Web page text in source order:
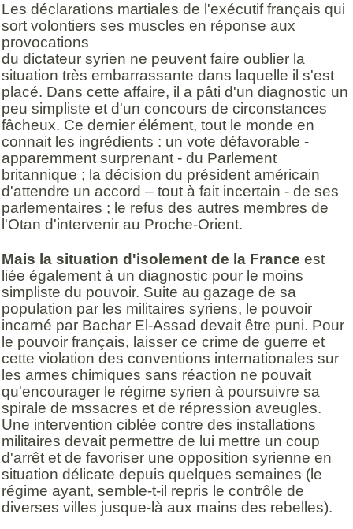
Les déclarations martiales de l'exécutif français qui
sort volontiers ses muscles en réponse aux
provocations
du dictateur syrien ne peuvent faire oublier la
situation très embarrassante dans laquelle il s'est
placé. Dans cette affaire, il a pâti d'un diagnostic un
peu simpliste et d'un concours de circonstances
fâcheux. Ce dernier élément, tout le monde en
connait les ingrédients : un vote défavorable -
apparemment surprenant - du Parlement
britannique ; la décision du président américain
d'attendre un accord – tout à fait incertain - de ses
parlementaires ; le refus des autres membres de
l'Otan d'intervenir au Proche-Orient.
Mais la situation d'isolement de la France est
liée également à un diagnostic pour le moins
simpliste du pouvoir. Suite au gazage de sa
population par les militaires syriens, le pouvoir
incarné par Bachar El-Assad devait être puni. Pour
le pouvoir français, laisser ce crime de guerre et
cette violation des conventions internationales sur
les armes chimiques sans réaction ne pouvait
qu'encourager le régime syrien à poursuivre sa
spirale de mssacres et de répression aveugles.
Une intervention ciblée contre des installations
militaires devait permettre de lui mettre un coup
d'arrêt et de favoriser une opposition syrienne en
situation délicate depuis quelques semaines (le
régime ayant, semble-t-il repris le contrôle de
diverses villes jusque-là aux mains des rebelles).